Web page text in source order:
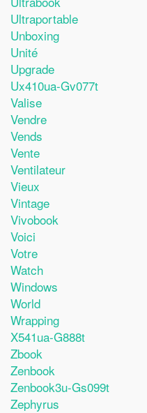
Ultraportable
Unboxing
Unité
Upgrade
Ux410ua-Gv077t
Valise
Vendre
Vends
Vente
Ventilateur
Vieux
Vintage
Vivobook
Voici
Votre
Watch
Windows
World
Wrapping
X541ua-G888t
Zbook
Zenbook
Zenbook3u-Gs099t
Zephyrus